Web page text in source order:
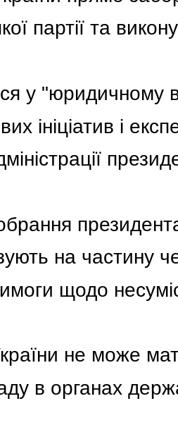
партії та
у "юридичному
ініціатив і
на частину
щодо
не може
в органах